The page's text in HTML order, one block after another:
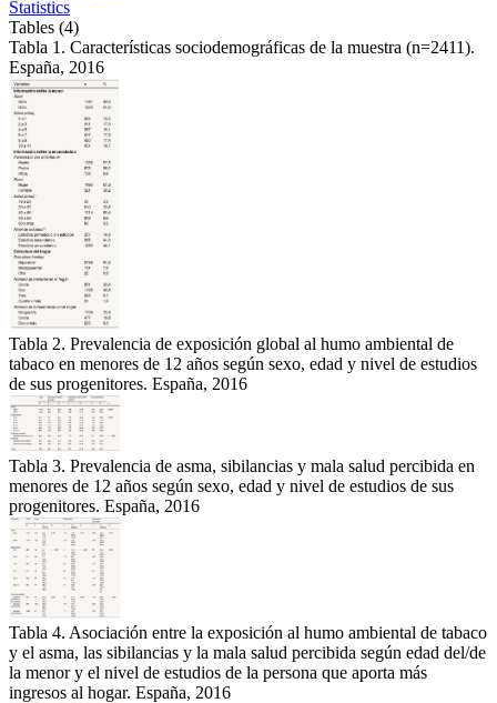
Statistics
Tables (4)
Tabla 1. Características sociodemográficas de la muestra (n=2411).
España, 2016
Tabla 2. Prevalencia de exposición global al humo ambiental de
tabaco en menores de 12 años según sexo, edad y nivel de estudios
de sus progenitores. España, 2016
Tabla 3. Prevalencia de asma, sibilancias y mala salud percibida en
menores de 12 años según sexo, edad y nivel de estudios de sus
progenitores. España, 2016
Tabla 4. Asociación entre la exposición al humo ambiental de tabaco
y el asma, las sibilancias y la mala salud percibida según edad del/de
la menor y el nivel de estudios de la persona que aporta más
ingresos al hogar. España, 2016